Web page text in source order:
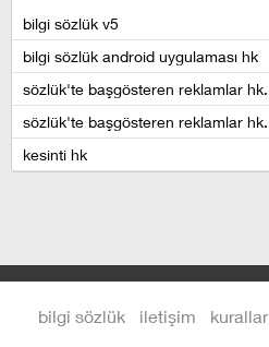
bilgi sözlük v5
bilgi sözlük android uygulaması hk
sözlük'te başgösteren reklamlar hk.
sözlük'te başgösteren reklamlar hk.
kesinti hk
bilgi sözlük iletişim kurallar